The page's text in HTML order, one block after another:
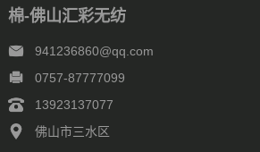
棉-佛山汇彩无纺
941236860@qq.com
0757-87777099
13923137077
佛山市三水区